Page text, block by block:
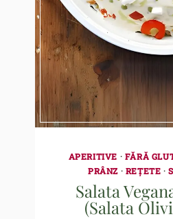
APERITIVE · FĂRĂ
PRÂNZ · REȚETE ·
Salata
(Salata